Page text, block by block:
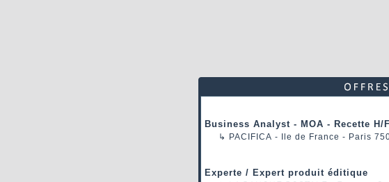
Business Analyst - MOA - Recette H/F
↳ PACIFICA - Ile de France - Paris
Experte / Expert produit éditique